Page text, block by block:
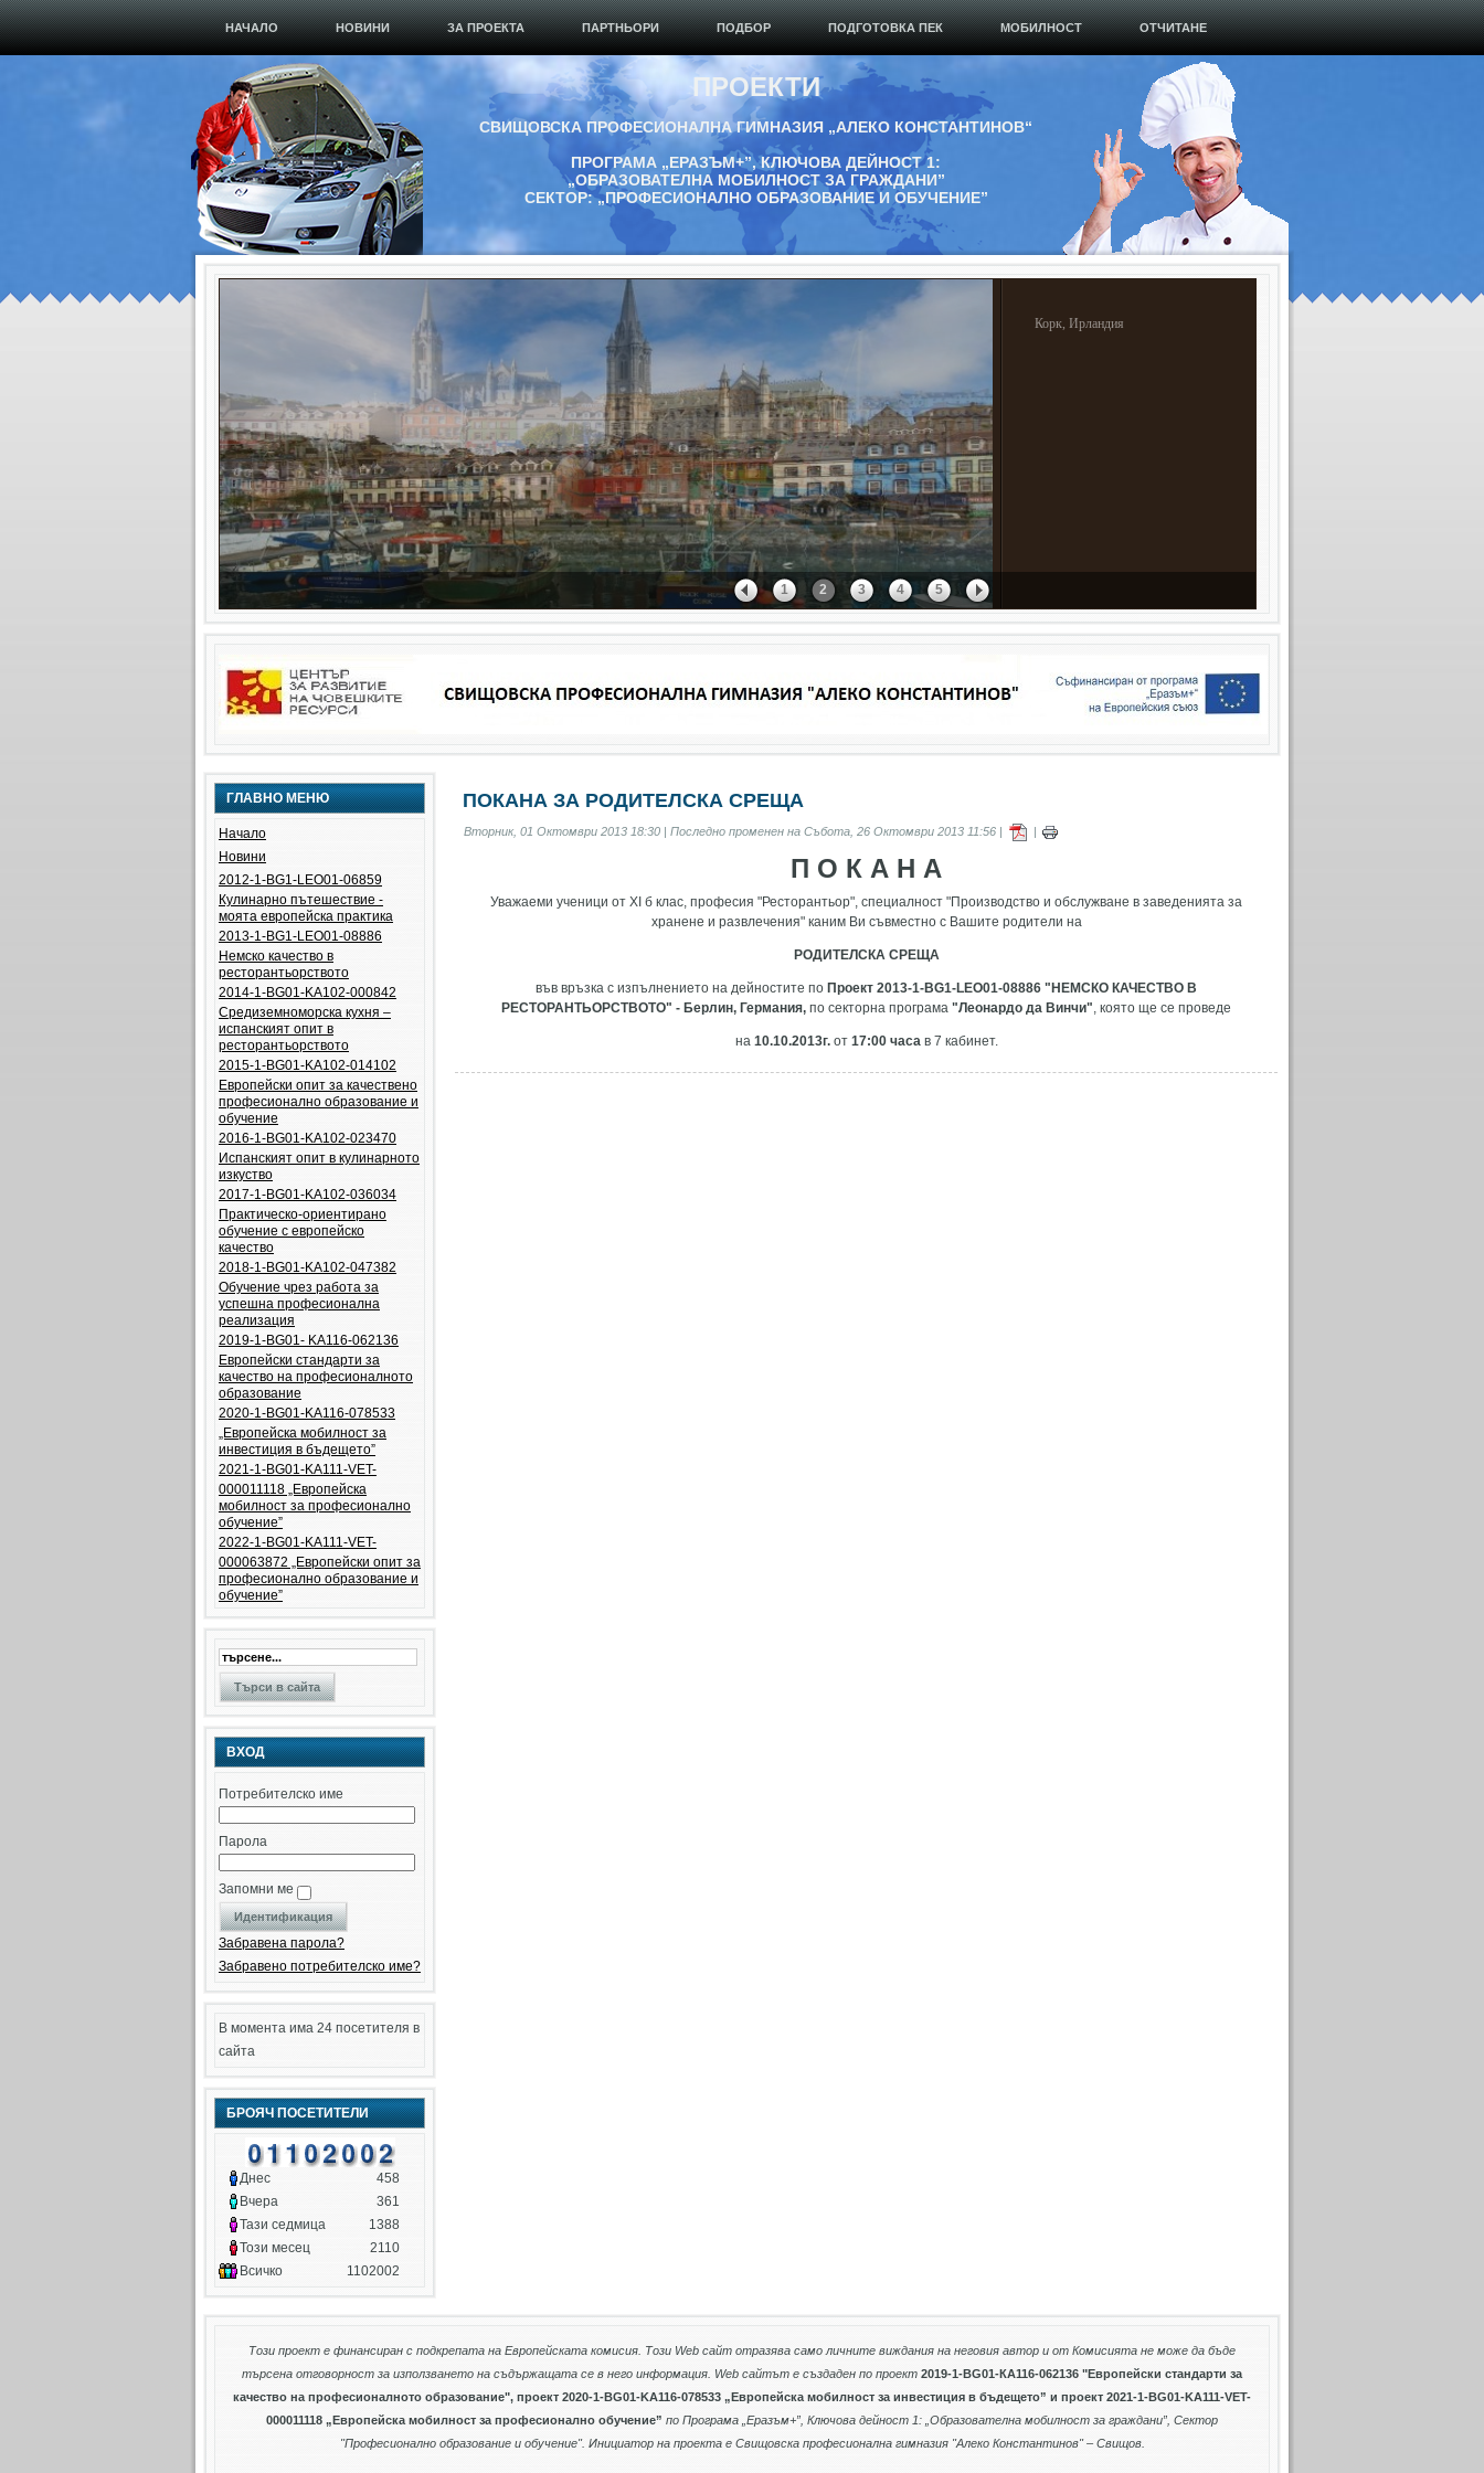
НАЧАЛО НОВИНИ ЗА ПРОЕКТА ПАРТНЬОРИ ПОДБОР ПОДГОТОВКА ПЕК МОБИЛНОСТ ОТЧИТАНЕ
ПРОЕКТИ
СВИЩОВСКА ПРОФЕСИОНАЛНА ГИМНАЗИЯ „АЛЕКО КОНСТАНТИНОВ“
ПРОГРАМА „ЕРАЗЪМ+”, КЛЮЧОВА ДЕЙНОСТ 1:
„ОБРАЗОВАТЕЛНА МОБИЛНОСТ ЗА ГРАЖДАНИ”
СЕКТОР: „ПРОФЕСИОНАЛНО ОБРАЗОВАНИЕ И ОБУЧЕНИЕ”
1 2 3 4 5
Корк, Ирландия
ГЛАВНО МЕНЮ
Начало
Новини
2012-1-BG1-LEO01-06859
Кулинарно пътешествие -
моята европейска практика
2013-1-BG1-LEO01-08886
Немско качество в
ресторантьорството
2014-1-BG01-KA102-000842
Средиземноморска кухня –
испанският опит в
ресторантьорството
2015-1-BG01-KA102-014102
Европейски опит за качествено
професионално образование и
обучение
2016-1-BG01-KA102-023470
Испанският опит в кулинарното
изкуство
2017-1-BG01-KA102-036034
Практическо-ориентирано
обучение с европейско
качество
2018-1-BG01-KA102-047382
Обучение чрез работа за
успешна професионална
реализация
2019-1-BG01- KA116-062136
Европейски стандарти за
качество на професионалното
образование
2020-1-BG01-KA116-078533
„Европейска мобилност за
инвестиция в бъдещето”
2021-1-BG01-KA111-VET-
000011118 „Европейска
мобилност за професионално
обучение”
2022-1-BG01-KA111-VET-
000063872 „Eвропейски опит за
професионално образование и
обучение”
ВХОД
Потребителско име
Парола
Запомни ме
Забравена парола?
Забравено потребителско име?
В момента има 24 посетителя в
сайта
БРОЯЧ ПОСЕТИТЕЛИ
Днес
458
Вчера
361
Тази седмица
1388
Този месец
2110
Всичко
1102002
ПОКАНА ЗА РОДИТЕЛСКА СРЕЩА
Вторник, 01 Октомври 2013 18:30 | Последно променен на Събота, 26 Октомври 2013 11:56 | |
П О К А Н А
Уважаеми ученици от XI б клас, професия "Ресторантьор", специалност "Производство и обслужване в заведенията за
хранене и развлечения" каним Ви съвместно с Вашите родители на
РОДИТЕЛСКА СРЕЩА
във връзка с изпълнението на дейностите по Проект 2013-1-BG1-LEO01-08886 "НЕМСКО КАЧЕСТВО В
РЕСТОРАНТЬОРСТВОТО" - Берлин, Германия, по секторна програма "Леонардо да Винчи", която ще се проведе
на 10.10.2013г.от 17:00 часав 7 кабинет.
Този проект е финансиран с подкрепата на Европейската комисия. Този Web сайт отразява само личните виждания на неговия автор и от Комисията не може да бъде
търсена отговорност за използването на съдържащата се в него информация. Web сайтът е създаден по проект 2019-1-BG01-КА116-062136 "Европейски стандарти за
качество на професионалното образование", проект 2020-1-BG01-KA116-078533 „Европейска мобилност за инвестиция в бъдещето” и проект 2021-1-BG01-KA111-VET-
000011118 „Европейска мобилност за професионално обучение” по Програма „Еразъм+”, Ключова дейност 1: „Образователна мобилност за граждани” , Сектор
"Професионално образование и обучение". Инициатор на проекта е Свищовска професионална гимназия "Алеко Константинов" – Свищов.